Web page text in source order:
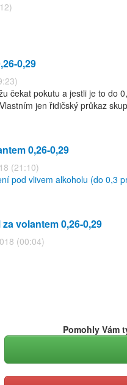
0,29
čekat pokutu a jestli je to
jen řidičský průkaz
0,26-0,29
(21:10)
pod vlivem alkoholu (do 0,3
volantem 0,26-0,29
(00:04)
Pomohly Vám